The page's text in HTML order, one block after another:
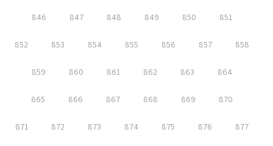
846 847 848 849 850 851
852 853 854 855 856 857 858
859 860 861 862 863 864
865 866 867 868 869 870
871 872 873 874 875 876 877